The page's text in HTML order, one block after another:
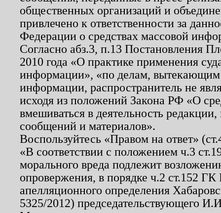
общественных организаций и
привлечено к ответственности за
Федерации о средствах массовой
Согласно абз.3, п.13 Постановления
2010 года «О практике применения
информации», «по делам, вытекающим
информации, распространитель не
исходя из положений Закона РФ «О
вмешиваться в деятельность
сообщений и материалов».
Воспользуйтесь «Правом на ответ»
«В соответствии с положением ч.3
морального вреда подлежит
опровержения, в порядке ч.2 ст.152
апелляционного определения
5325/2012) председательствующего